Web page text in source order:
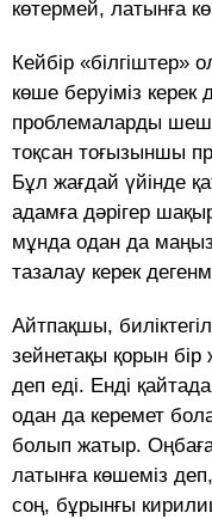
көтермей, латынға
Кейбір «білгіштер»
көше беруіміз
проблемаларды
тоқсан тоғызыншы
Бұл жағдай үйінде
адамға дәрігер
мұнда одан да
тазалау керек
Айтпақшы,
зейнетақы қорын
деп еді. Енді
одан да керемет
болып жатыр.
латынға көшеміз
соң, бұрынғы